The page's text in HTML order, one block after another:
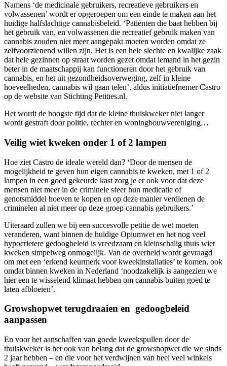
Namens ‘de medicinale gebruikers, recreatieve gebruikers en
volwassenen’ wordt er opgeroepen om een einde te maken aan het
huidige halfslachtige cannabisbeleid. ‘Patiënten die baat hebben bij
het gebruik van, en volwassenen die recreatief gebruik maken van
cannabis zouden niet meer aangepakt moeten worden omdat ze
zelfvoorzienend willen zijn. Het is een hele slechte en kwalijke zaak
dat hele gezinnen op straat worden gezet omdat iemand in het gezin
beter in de maatschappij kan functioneren door het gebruik van
cannabis, en het uit gezondheidsoverweging, zelf in kleine
hoeveelheden, cannabis wil gaan telen’, aldus initiatiefnemer Castro
op de website van Stichting Petities.nl.
Het wordt de hoogste tijd dat de kleine thuiskweker niet langer
wordt gestraft door politie, rechter en woningbouwvereniging…
Veilig wiet kweken onder 1 of 2 lampen
Hoe ziet Castro de ideale wereld dan? ‘Door de mensen de
mogelijkheid te geven hun eigen cannabis te kweken, met 1 of 2
lampen in een goed gekeurde kast zorg je er ook voor dat deze
mensen niet meer in de criminele sfeer hun medicatie of
genotsmiddel hoeven te kopen en op deze manier verdienen de
criminelen al niet meer op deze groep cannabis gebruikers.’
Uiteraard zullen we bij een succesvolle petitie de wet moeten
veranderen, want binnen de huidige Opiumwet en het nog veel
hypocrietere gedoogbeleid is vreedzaam en kleinschalig thuis wiet
kweken simpelweg onmogelijk. Van de overheid wordt gevraagd
om met een ‘erkend keurmerk voor kweekinstallaties’ te komen, ook
omdat binnen kweken in Nederland ‘noodzakelijk is aangezien we
hier een te wisselend klimaat hebben om cannabis buiten goed te
laten afbloeien’.
Growshopwet terugdraaien en gedoogbeleid
aanpassen
En voor het aanschaffen van goede kweekspullen door de
thuiskweker is het ook van belang dat de growshopwet die we sinds
2 jaar hebben – en die voor het verdwijnen van heel veel winkels